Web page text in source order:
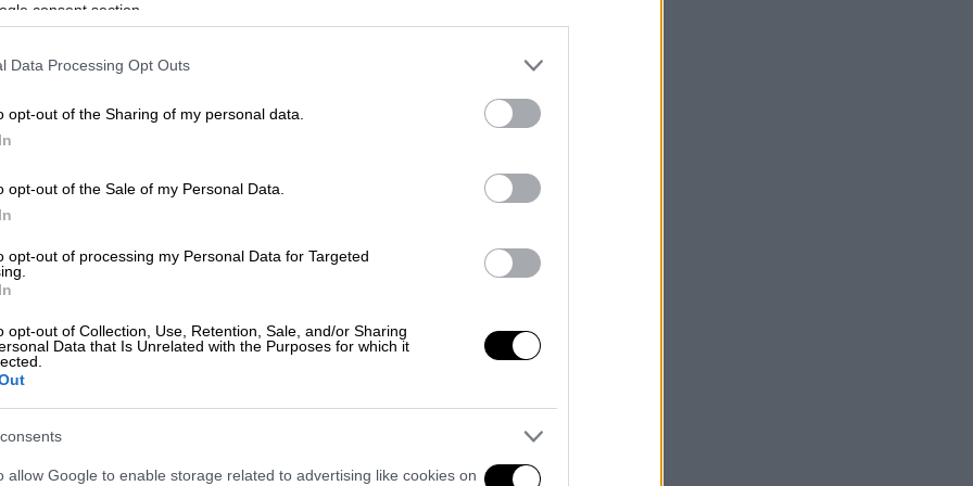
consent section.
Data Processing Opt Outs
opt-out of the Sharing of my personal data.
opt-out of the Sale of my Personal Data.
opt-out of processing my Personal Data for Targeted
opt-out of Collection, Use, Retention, Sale, and/or Sharing
Data that Is Unrelated with the Purposes for which it
allow Google to enable storage related to advertising like cookies on
Τι αποκαλύπτει στο ethnos.gr ο
επίθεση στην Κυψέλη -
στη χαράδρα» - Αγωνία για
από αρκούδα
ταξί
την εξαφάνιση του και άμεσα
του, καθώς ενδέχεται να